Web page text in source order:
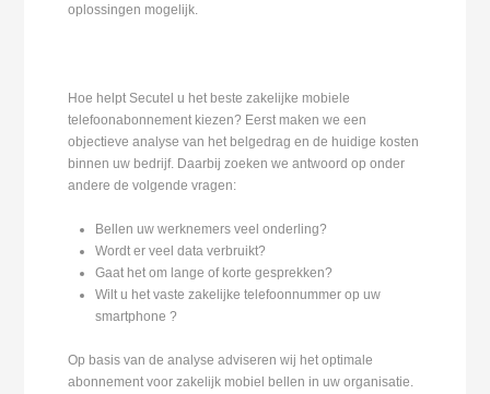
oplossingen mogelijk.
Hoe helpt Secutel u het beste zakelijke mobiele
telefoonabonnement kiezen? Eerst maken we een
objectieve analyse van het belgedrag en de huidige kosten
binnen uw bedrijf. Daarbij zoeken we antwoord op onder
andere de volgende vragen:
Bellen uw werknemers veel onderling?
Wordt er veel data verbruikt?
Gaat het om lange of korte gesprekken?
Wilt u het vaste zakelijke telefoonnummer op uw
smartphone ?
Op basis van de analyse adviseren wij het optimale
abonnement voor zakelijk mobiel bellen in uw organisatie.